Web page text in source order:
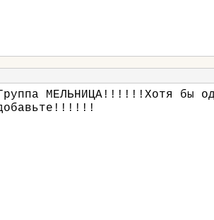
МЕЛЬНИЦА!!!!!!Хотя бы